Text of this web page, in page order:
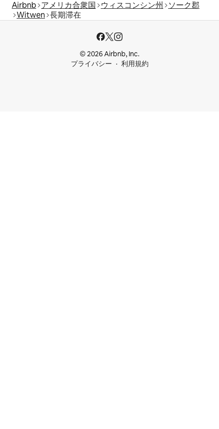
Airbnb アメリカ合衆国 ウィスコンシン州
ソーク郡
Witwen 長期滞在
© 2026 Airbnb, Inc.
プライバシー
利用規約